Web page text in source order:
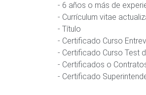
- 6 años o más de
- Currículum vitae
- Título
- Certificado Curso
- Certificado Curso Test
- Certificados o
- Certificado